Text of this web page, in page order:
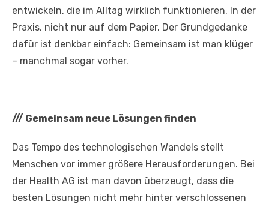
entwickeln, die im Alltag wirklich funktionieren. In der
Praxis, nicht nur auf dem Papier. Der Grundgedanke
dafür ist denkbar einfach: Gemeinsam ist man klüger
– manchmal sogar vorher.
/// Gemeinsam neue Lösungen finden
Das Tempo des technologischen Wandels stellt
Menschen vor immer größere Herausforderungen. Bei
der Health AG ist man davon überzeugt, dass die
besten Lösungen nicht mehr hinter verschlossenen